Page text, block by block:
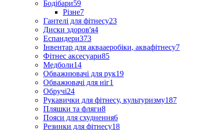
Бодібари59
Різне7
Гантелі для фітнесу23
Диски здоров'я4
Еспандери373
Інвентар для аквааеробіки, аквафітнесу7
Фітнес аксесуари85
Медболи14
Обважнювачі для рук19
Обважювачі для ніг1
Обручі24
Рукавички для фітнесу, культуризму187
Пляшки та фляги8
Пояси для схуднення6
Резинки для фітнесу18